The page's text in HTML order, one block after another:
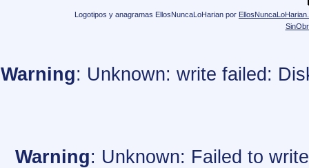
Logotipos y anagramas EllosNuncaLoHarian por
Warning: Unknown: write failed:
Warning: Unknown: Failed to